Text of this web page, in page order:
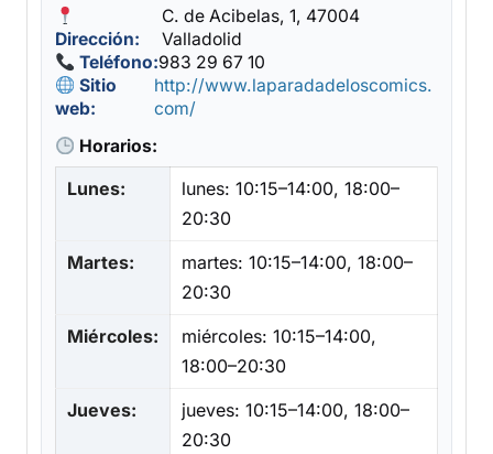
Dirección:
C. de Acibelas, 1, 47004
Valladolid
Teléfono:983 29 67 10
Sitio
web:
http://www.laparadadeloscomics.
com/
Horarios:
Lunes:
lunes: 10:15–14:00, 18:00–
20:30
Martes:
martes: 10:15–14:00, 18:00–
20:30
Miércoles:
miércoles: 10:15–14:00,
18:00–20:30
Jueves:
jueves: 10:15–14:00, 18:00–
20:30